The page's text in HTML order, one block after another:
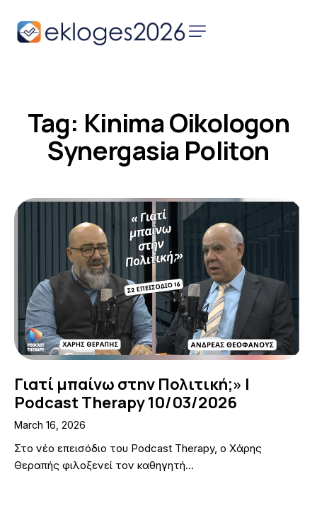
Tag: Kinima Oikologon
Synergasia Politon
Αρχική
Παρουσιάσεις
Υποψηφίων
Επικοινωνία
Γιατί μπαίνω στην Πολιτική;» |
Podcast Therapy 10/03/2026
March 16, 2026
Στο νέο επεισόδιο του Podcast Therapy, ο Χάρης
Θεραπής φιλοξενεί τον καθηγητή…